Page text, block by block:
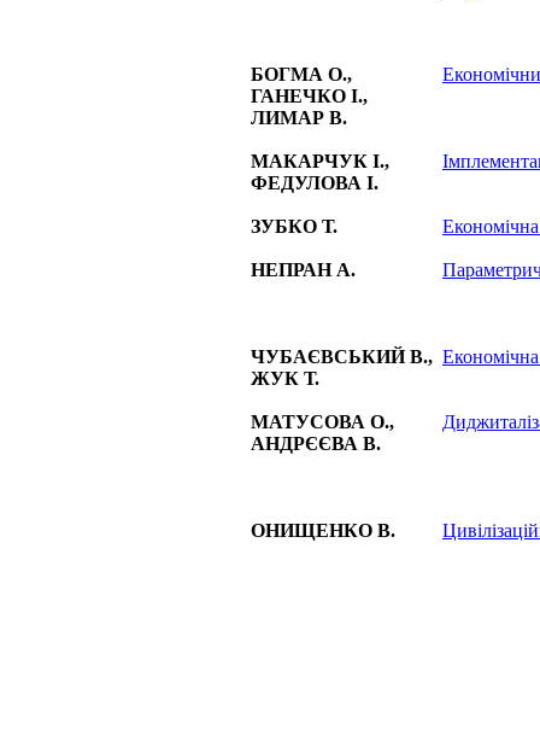
БОГМА О.,
ГАНЕЧКО І.,
ЛИМАР В.
МАКАРЧУК І.,
ФЕДУЛОВА І.
ЗУБКО Т.
НЕПРАН А.
ЧУБАЄВСЬКИЙ В.,
ЖУК Т.
Економічна
МАТУСОВА О.,
АНДРЄЄВА В.
ОНИЩЕНКО В.